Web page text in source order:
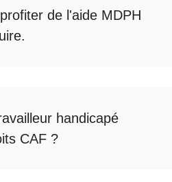
de l'aide MDPH
.
handicapé
CAF ?